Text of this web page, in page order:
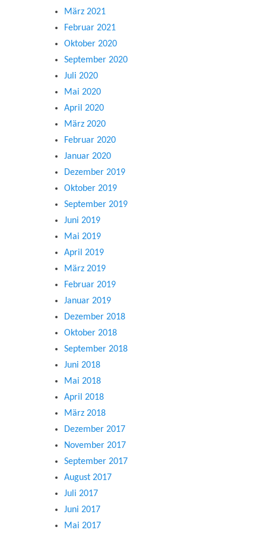
März 2021
Februar 2021
Oktober 2020
September 2020
Juli 2020
Mai 2020
April 2020
März 2020
Februar 2020
Januar 2020
Dezember 2019
Oktober 2019
September 2019
Juni 2019
Mai 2019
April 2019
März 2019
Februar 2019
Januar 2019
Dezember 2018
Oktober 2018
September 2018
Juni 2018
Mai 2018
April 2018
März 2018
Dezember 2017
November 2017
September 2017
August 2017
Juli 2017
Juni 2017
Mai 2017